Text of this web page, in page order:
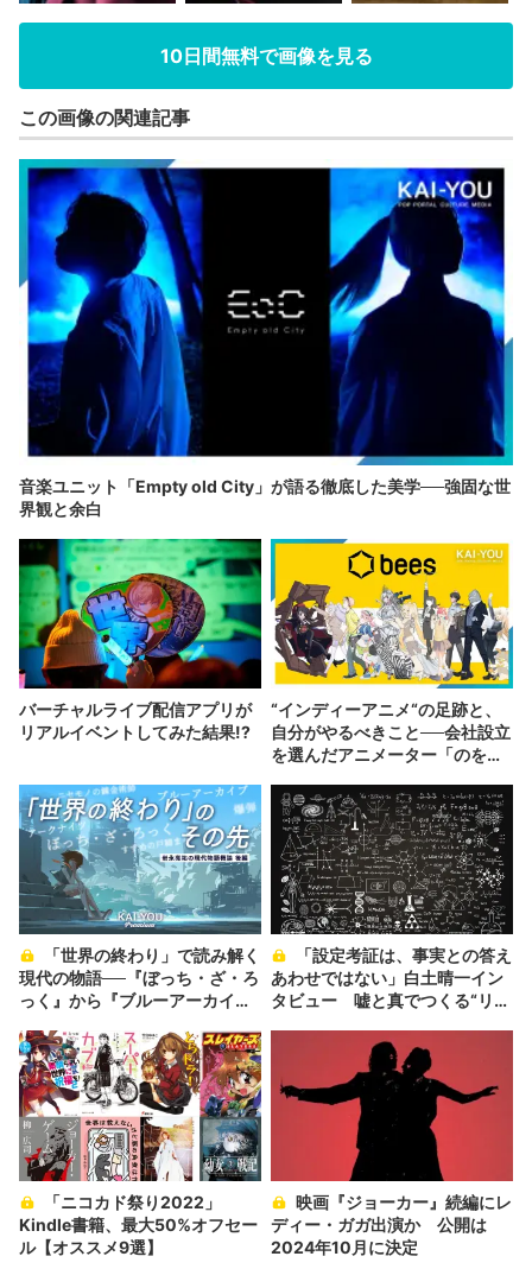
10日間無料で画像を見る
この画像の関連記事
音楽ユニット「Empty old City」が語る徹底した美学──強固な世
界観と余白
バーチャルライブ配信アプリが
リアルイベントしてみた結果!?
“インディーアニメ“の足跡と、
自分がやるべきこと──会社設立
を選んだアニメーター「のを
現代の物語──『ぼっち・ざ・ろ
っく』から『ブルーアーカイ
あわせではない」白土晴一イン
タビュー 嘘と真でつくる“リア
Kindle書籍、最大50%オフセー
ル【オススメ9選】
ディー・ガガ出演か 公開は
2024年10月に決定